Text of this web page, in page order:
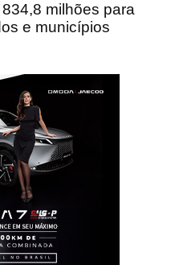
milhões para
e municípios